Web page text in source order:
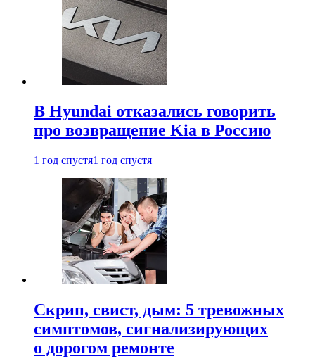
В Hyundai отказались говорить
про возвращение Kia в Россию
1 год спустя1 год спустя
Скрип, свист, дым: 5 тревожных
симптомов, сигнализирующих
о дорогом ремонте